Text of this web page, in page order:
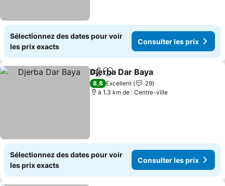
Sélectionnez des dates pour voir
les prix exacts
Consulter les prix
PartagerAjouter à mes favoris
Djerba Dar Baya
8,8 Excellent
29
à 1.3 km de : Centre-ville
Sélectionnez des dates pour voir
les prix exacts
Consulter les prix